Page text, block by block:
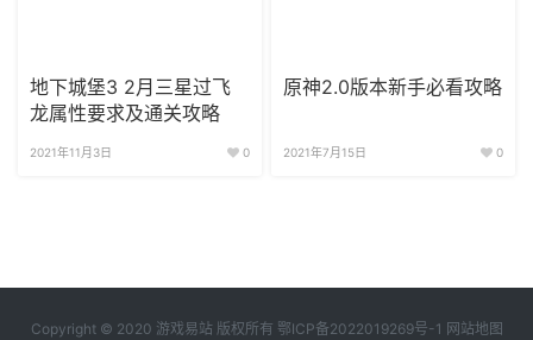
地下城堡3 2月三星过飞
龙属性要求及通关攻略
2021年11月3日 0
原神2.0版本新手必看攻略
2021年7月15日 0
Copyright © 2020 游戏易站版权所有 鄂ICP备2022019269号-1 网站地图